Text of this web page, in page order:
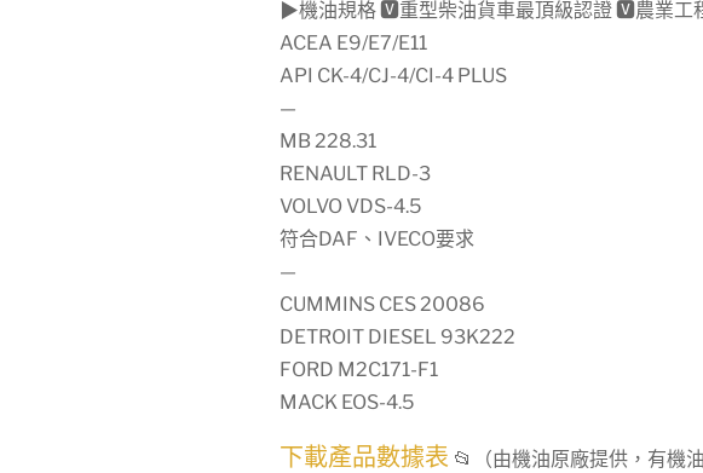
▶機油規格 🆅重型柴油貨車最頂級認證 🆅農業工
ACEA E9/E7/E11
API CK-4/CJ-4/CI-4 PLUS
—
MB 228.31
RENAULT RLD-3
VOLVO VDS-4.5
符合DAF、IVECO要求
—
CUMMINS CES 20086
DETROIT DIESEL 93K222
FORD M2C171-F1
MACK EOS-4.5
下載產品數據表 📂（由機油原廠提供，有機